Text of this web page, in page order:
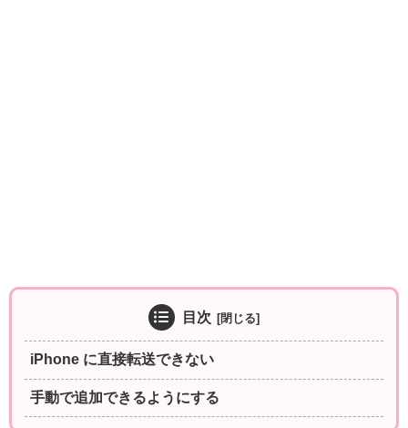
目次
iPhone に直接転送できない
手動で追加できるようにする